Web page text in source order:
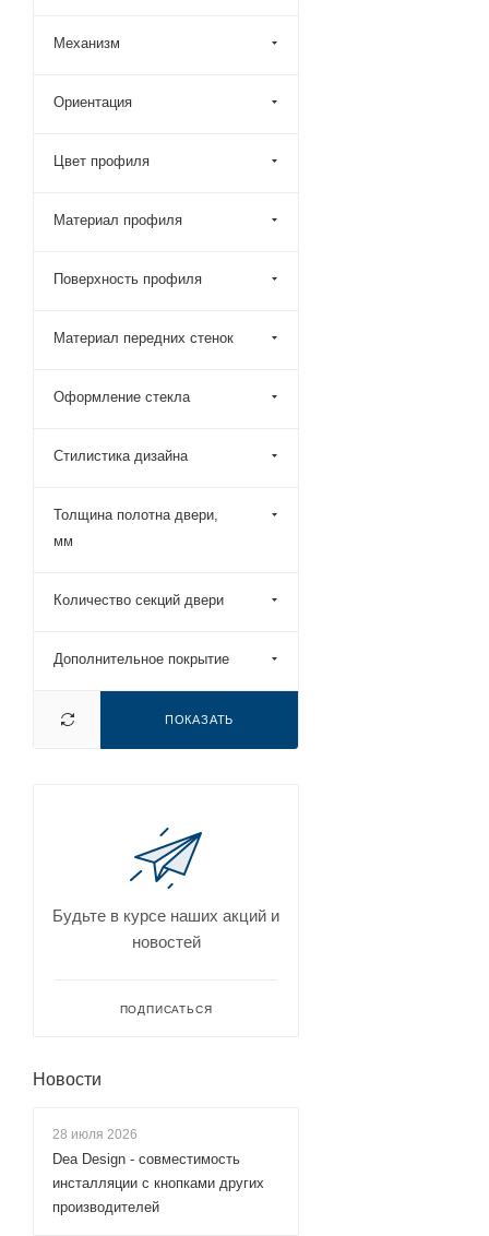
Veconi (58
Vincea (25)
Механизм
Ориентация
Цвет профиля
Материал профиля
Поверхность профиля
Материал передних стенок
Оформление стекла
Стилистика дизайна
Толщина полотна двери,
мм
Количество секций двери
Дополнительное покрытие
ПОКАЗАТЬ
Будьте в курсе наших акций и
новостей
ПОДПИСАТЬСЯ
Новости
28 июля 2026
Dea Design - совместимость
инсталляции с кнопками других
производителей